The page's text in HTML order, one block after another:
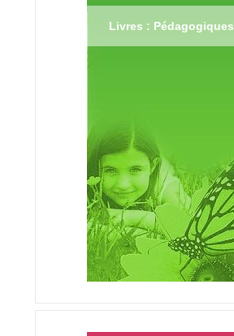
Livres : Pédagogiques